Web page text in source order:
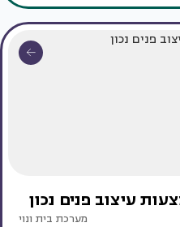
עיצוב פנים נכון
מערכת בית ונוי